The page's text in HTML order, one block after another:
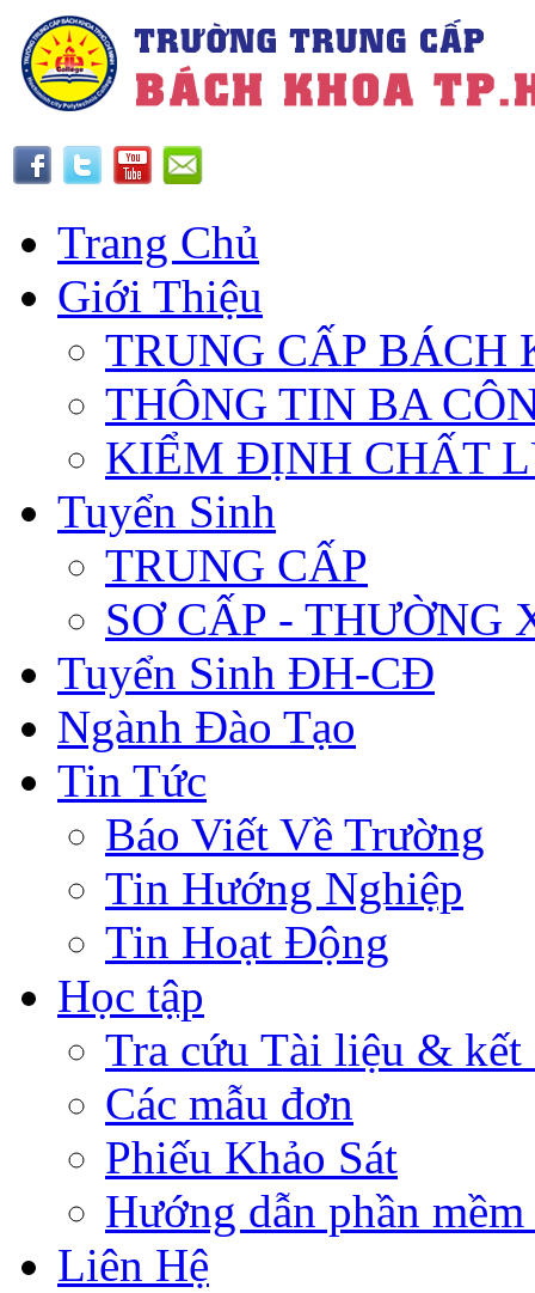
Trang Chủ
Giới Thiệu
TRUNG CẤP BÁCH
THÔNG TIN BA
KIỂM ĐỊNH CHẤT
Tuyển Sinh
TRUNG CẤP
SƠ CẤP - THƯỜNG
Tuyển Sinh ĐH-CĐ
Ngành Đào Tạo
Tin Tức
Báo Viết Về Trường
Tin Hướng Nghiệp
Tin Hoạt Động
Học tập
Tra cứu Tài liệu & kết
Các mẫu đơn
Phiếu Khảo Sát
Hướng dẫn phần
Liên Hệ